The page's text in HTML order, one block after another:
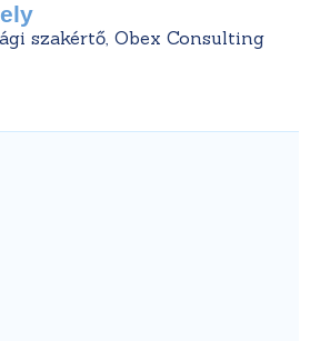
szakértő, Obex Consulting